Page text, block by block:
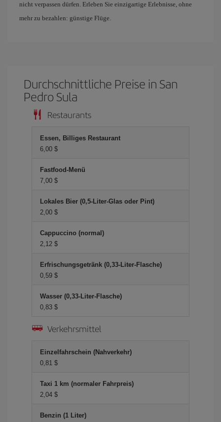
nicht verpassen dürfen. Erleben Sie einzigartige Erlebnisse, ohne
mehr zu bezahlen: günstige Flüge.
Durchschnittliche Preise in San
Pedro Sula
Restaurants
Essen, Billiges Restaurant
6,00 $
Fastfood-Menü
7,00 $
Lokales Bier (0,5-Liter-Glas oder Pint)
2,00 $
Cappuccino (normal)
2,12 $
Erfrischungsgetränk (0,33-Liter-Flasche)
0,59 $
Wasser (0,33-Liter-Flasche)
0,83 $
Verkehrsmittel
Einzelfahrschein (Nahverkehr)
0,81 $
Taxi 1 km (normaler Fahrpreis)
2,04 $
Benzin (1 Liter)